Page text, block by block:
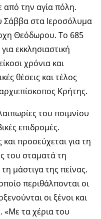
από την αγία πόλη.
στα Ιεροσόλυμα
Θεόδωρου. Το 685
εκκλησιαστική
χρόνια και
θέσεις και τέλος
Κρήτης.
του ποιμνίου
επιδρομές.
προσεύχεται για τη
του σταματά τη
μάστιγα της πείνας.
περιθάλπονται οι
οι ξένοι και
«Με τα χέρια του